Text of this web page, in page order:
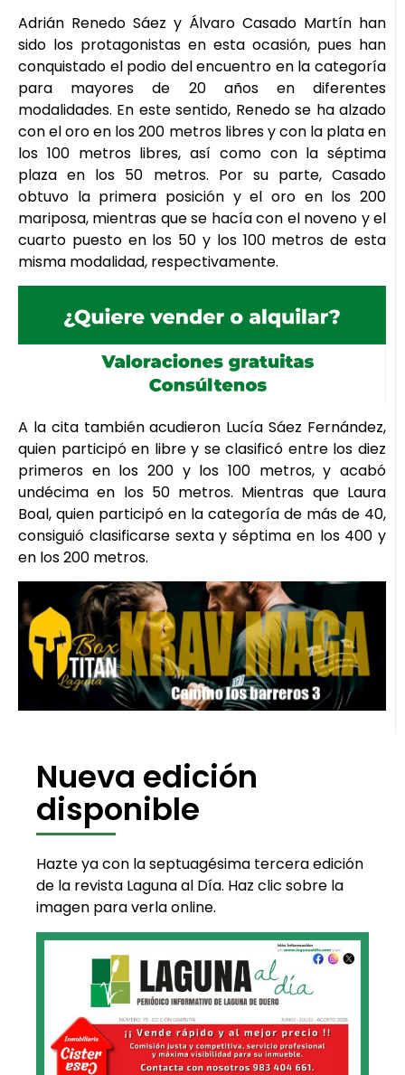
Adrián Renedo Sáez y Álvaro Casado Martín han
sido los protagonistas en esta ocasión, pues han
conquistado el podio del encuentro en la categoría
para mayores de 20 años en diferentes
modalidades. En este sentido, Renedo se ha alzado
con el oro en los 200 metros libres y con la plata en
los 100 metros libres, así como con la séptima
plaza en los 50 metros. Por su parte, Casado
obtuvo la primera posición y el oro en los 200
mariposa, mientras que se hacía con el noveno y el
cuarto puesto en los 50 y los 100 metros de esta
misma modalidad, respectivamente.
A la cita también acudieron Lucía Sáez Fernández,
quien participó en libre y se clasificó entre los diez
primeros en los 200 y los 100 metros, y acabó
undécima en los 50 metros. Mientras que Laura
Boal, quien participó en la categoría de más de 40,
consiguió clasificarse sexta y séptima en los 400 y
en los 200 metros.
Nueva edición
disponible
Hazte ya con la septuagésima tercera edición
de la revista Laguna al Día. Haz clic sobre la
imagen para verla online.